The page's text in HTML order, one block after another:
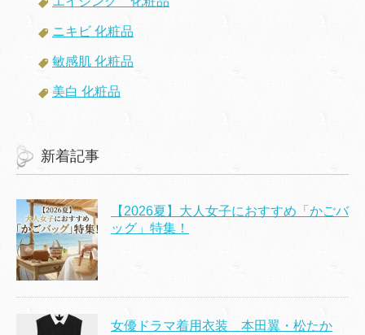
ニキビ 化粧品
敏感肌 化粧品
美白 化粧品
新着記事
【2026夏】大人女子におすすめ「かごバ
ッグ」特集！
女優ドラマ着用衣装 本田翼・松たか